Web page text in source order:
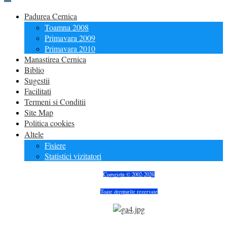
Padurea Cernica
Toamna 2008
Primavara 2009
Primavara 2010
Manastirea Cernica
Biblio
Sugestii
Facilitati
Termeni si Conditii
Site Map
Politica cookies
Altele
Fisiere
Statistici vizitatori
Copyright © 2002-2026
Toate drepturile rezervate